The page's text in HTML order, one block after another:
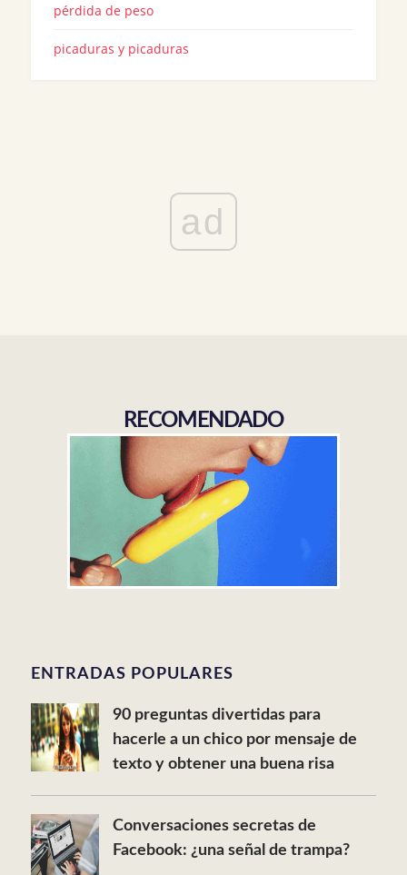
pérdida de peso
picaduras y picaduras
ad
RECOMENDADO
ENTRADAS POPULARES
90 preguntas divertidas para
hacerle a un chico por mensaje de
texto y obtener una buena risa
Conversaciones secretas de
Facebook: ¿una señal de trampa?